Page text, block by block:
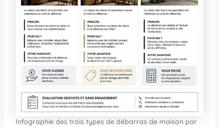
Infographie des trois types de débarras de maison par